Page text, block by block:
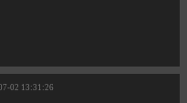
02 13:31:26